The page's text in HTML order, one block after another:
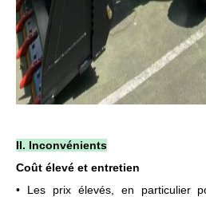
II. Inconvénients
Coût élevé et entretien
• Les prix élevés, en particulier